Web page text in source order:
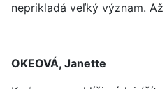
neprikladá veľký význam. Až
OKEOVÁ, Janette